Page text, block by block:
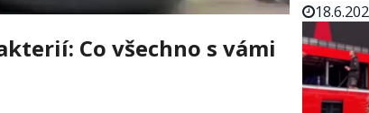
Co všechno s vámi